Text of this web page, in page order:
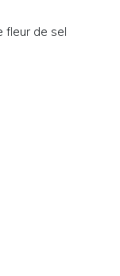
fleur de sel